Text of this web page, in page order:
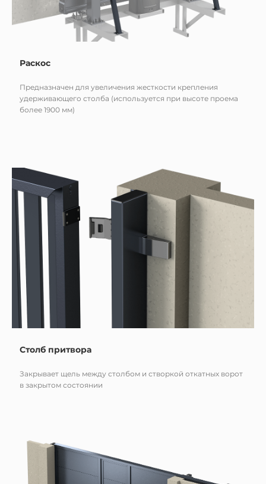
Раскос
Предназначен для увеличения жесткости крепления
удерживающего столба (используется при высоте проема
более 1900 мм)
Столб притвора
Закрывает щель между столбом и створкой откатных ворот
в закрытом состоянии